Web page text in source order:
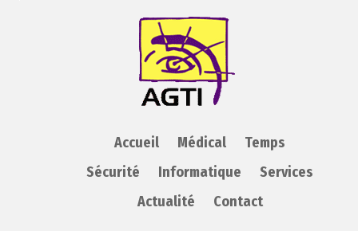
AGTI
Accueil Médical
Temps
Sécurité
Informatique
Services
Actualité
Contact